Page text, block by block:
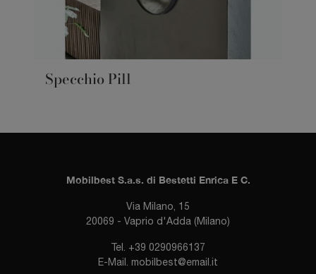
Specchio Pill
Mobilbest S.a.s. di Bestetti Enrica E C.
Via Milano, 15
20069 - Vaprio d'Adda (Milano)
Tel. +39 0290966137
E-Mail. mobilbest@email.it